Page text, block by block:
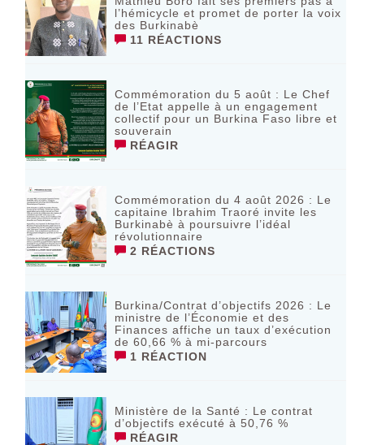
l’hémicycle et promet de porter la voix
des Burkinabè
11 RÉACTIONS
Commémoration du 5 août : Le Chef
de l’Etat appelle à un engagement
collectif pour un Burkina Faso libre et
souverain
RÉAGIR
Commémoration du 4 août 2026 : Le
capitaine Ibrahim Traoré invite les
Burkinabè à poursuivre l’idéal
révolutionnaire ‎
2 RÉACTIONS
Burkina/Contrat d’objectifs 2026 : Le
ministre de l’Économie et des
Finances affiche un taux d’exécution
de 60,66 % à mi-parcours
1 RÉACTION
Ministère de la Santé : Le contrat
d’objectifs exécuté à 50,76 %
RÉAGIR